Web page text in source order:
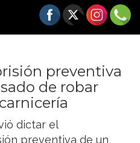
preventiva
de robar
dictar el
preventiva de un